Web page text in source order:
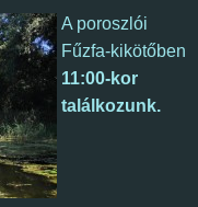
A poroszlói
Fűzfa-kikötőben
11:00-kor
találkozunk.